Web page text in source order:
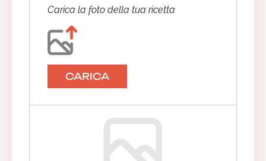
Carica la foto della tua ricetta
CARICA